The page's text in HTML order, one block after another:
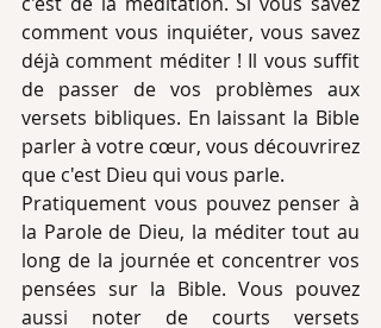
comment vous inquiéter, vous savez
déjà comment méditer ! Il vous suffit
de passer de vos problèmes aux
versets bibliques. En laissant la Bible
parler à votre cœur, vous découvrirez
que c'est Dieu qui vous parle.
Pratiquement vous pouvez penser à
la Parole de Dieu, la méditer tout au
long de la journée et concentrer vos
pensées sur la Bible. Vous pouvez
aussi noter de courts versets